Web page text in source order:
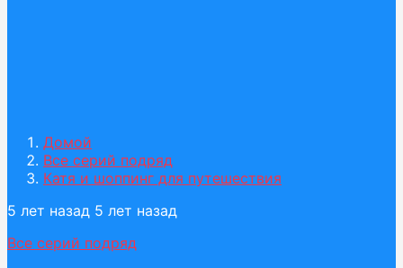
Домой
Все серий подряд
Катя и шоппинг для путешествия
5 лет назад 5 лет назад
Все серий подряд